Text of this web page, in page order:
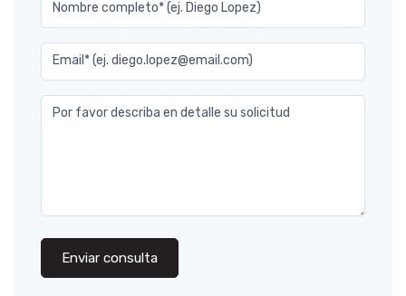
Nombre completo* (ej. Diego Lopez)
Email* (ej. diego.lopez@email.com)
Por favor describa en detalle su solicitud
Enviar consulta